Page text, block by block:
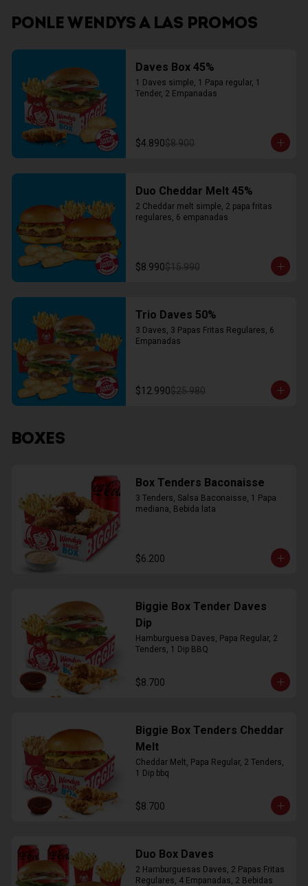
PONLE WENDYS A LAS PROMOS
Daves Box 45%
1 Daves simple, 1 Papa regular, 1
Tender, 2 Empanadas
$4.890$8.900
Duo Cheddar Melt 45%
2 Cheddar melt simple, 2 papa fritas
regulares, 6 empanadas
$8.990$15.990
Trio Daves 50%
3 Daves, 3 Papas Fritas Regulares, 6
Empanadas
$12.990$25.980
BOXES
Box Tenders Baconaisse
3 Tenders, Salsa Baconaisse, 1 Papa
mediana, Bebida lata
$6.200
Biggie Box Tender Daves
Dip
Hamburguesa Daves, Papa Regular, 2
Tenders, 1 Dip BBQ
$8.700
Biggie Box Tenders Cheddar
Melt
Cheddar Melt, Papa Regular, 2 Tenders,
1 Dip bbq
$8.700
Duo Box Daves
2 Hamburguesas Daves, 2 Papas Fritas
Regulares, 4 Empanadas, 2 Bebidas